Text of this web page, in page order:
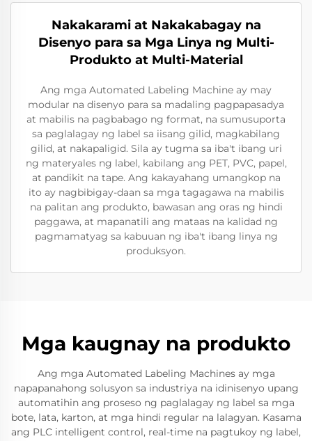
Nakakarami at Nakakabagay na
Disenyo para sa Mga Linya ng Multi-
Produkto at Multi-Material
Ang mga Automated Labeling Machine ay may
modular na disenyo para sa madaling pagpapasadya
at mabilis na pagbabago ng format, na sumusuporta
sa paglalagay ng label sa iisang gilid, magkabilang
gilid, at nakapaligid. Sila ay tugma sa iba't ibang uri
ng materyales ng label, kabilang ang PET, PVC, papel,
at pandikit na tape. Ang kakayahang umangkop na
ito ay nagbibigay-daan sa mga tagagawa na mabilis
na palitan ang produkto, bawasan ang oras ng hindi
paggawa, at mapanatili ang mataas na kalidad ng
pagmamatyag sa kabuuan ng iba't ibang linya ng
produksyon.
Mga kaugnay na produkto
Ang mga Automated Labeling Machines ay mga
napapanahong solusyon sa industriya na idinisenyo upang
automatihin ang proseso ng paglalagay ng label sa mga
bote, lata, karton, at mga hindi regular na lalagyan. Kasama
ang PLC intelligent control, real-time na pagtukoy ng label,